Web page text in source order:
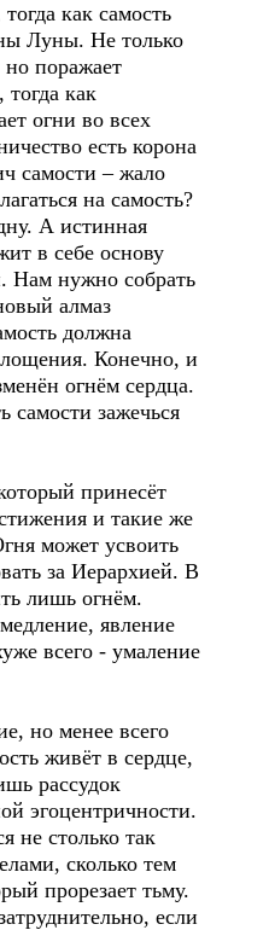
как самость
Луны. Не только
но поражает
как
огни во всех
есть корона
самости – жало
на самость?
А истинная
в себе основу
Нам нужно собрать
алмаз
должна
Конечно, и
огнём сердца.
самости зажечься
принесёт
и такие же
может усвоить
за Иерархией. В
лишь огнём.
явление
всего - умаление
но менее всего
живёт в сердце,
рассудок
эгоцентричности.
не столько так
сколько тем
прорезает тьму.
если